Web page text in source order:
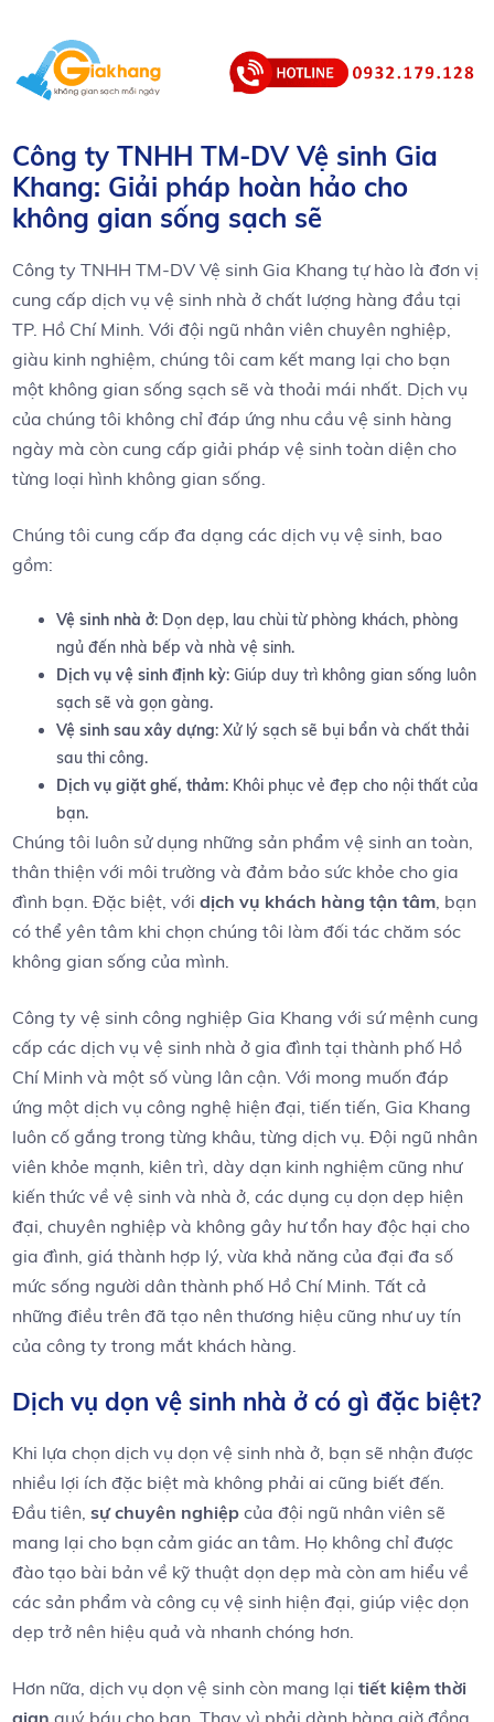
Công ty TNHH TM-DV Vệ sinh Gia
Khang: Giải pháp hoàn hảo cho⁣
không‍ gian sống sạch​ sẽ
Công ty TNHH TM-DV Vệ sinh‌ Gia Khang tự​ hào là đơn ‌vị
cung cấp dịch vụ vệ‍ sinh nhà ở chất lượng⁤ hàng đầu tại
TP. Hồ ‍Chí Minh. ​Với đội ngũ ⁤nhân viên chuyên nghiệp,
‍giàu kinh nghiệm, chúng tôi‍ cam kết mang lại cho bạn
một ‍không gian⁢ sống sạch ⁣sẽ và thoải ‌mái nhất. Dịch ⁣vụ
của chúng‌ tôi không ‌chỉ đáp ứng nhu cầu ​vệ sinh hàng
ngày mà còn cung ⁤cấp ⁢giải pháp vệ sinh toàn⁢ diện cho
từng⁤ loại hình không gian sống.
Chúng tôi cung ‌cấp ‍đa dạng các ⁢dịch vụ vệ sinh,⁢ bao
gồm:
Vệ sinh nhà ở: Dọn dẹp, lau chùi từ phòng khách, phòng
ngủ đến nhà​ bếp và nhà vệ sinh.
Dịch⁣ vụ vệ sinh ⁣định kỳ: ⁢Giúp duy trì không gian sống⁣ luôn
sạch sẽ và gọn gàng.
Vệ sinh sau‍ xây dựng: Xử lý sạch ⁢sẽ bụi bẩn và chất thải
sau thi công.
Dịch ‍vụ giặt ghế, thảm: Khôi⁣ phục⁣ vẻ⁤ đẹp cho nội thất của
bạn.
Chúng tôi luôn sử dụng những sản phẩm vệ sinh⁣ an toàn,⁤
thân‍ thiện với môi trường và đảm bảo sức⁢ khỏe cho gia
đình⁢ bạn. Đặc biệt, ​vớidịch vụ‌ khách hàng ⁤tận tâm ,⁣ bạn
có ​thể yên tâm khi chọn‍ chúng tôi làm đối tác chăm sóc
không gian ⁢sống của mình.
Công ty vệ sinh công nghiệp Gia Khang với sứ mệnh cung
cấp các dịch vụ vệ sinh nhà ở gia đình tại thành phố Hồ
Chí Minh và một số vùng lân cận. Với mong muốn đáp
ứng một dịch vụ công nghệ hiện đại, tiến tiến, Gia Khang
luôn cố gắng trong từng khâu, từng dịch vụ. Đội ngũ nhân
viên khỏe mạnh, kiên trì, dày dạn kinh nghiệm cũng như
kiến thức về vệ sinh và nhà ở, các dụng cụ dọn dẹp hiện
đại, chuyên nghiệp và không gây hư tổn hay độc hại cho
gia đình, giá thành hợp lý, vừa khả năng của đại đa số
mức sống người dân thành phố Hồ Chí Minh. Tất cả
những điều trên đã tạo nên thương hiệu cũng như uy tín
của công ty trong mắt khách hàng.
Dịch vụ dọn vệ sinh nhà⁤ ở có gì đặc biệt?
Khi lựa ‌chọn dịch vụ dọn vệ ⁤sinh nhà ở, bạn sẽ nhận ⁢được⁤
nhiều lợi ​ích ‍đặc biệt mà không phải ai cũng biết đến.
Đầu tiên,sự chuyên ‌nghiệp của ⁢đội ngũ nhân viên sẽ
mang lại cho bạn cảm giác⁤ an⁤ tâm. Họ không chỉ được
đào tạo ​bài bản ‍về kỹ thuật dọn dẹp mà còn am⁤ hiểu về‍
các sản⁢ phẩm và ⁢công cụ vệ sinh hiện đại, giúp ‌việc dọn
dẹp trở ⁢nên hiệu quả ⁢và nhanh chóng hơn.
Hơn nữa, dịch⁢ vụ dọn vệ sinh còn mang lạitiết ⁢kiệm thời
gian quý báu cho ​bạn. Thay vì ‍phải‍ dành hàng giờ đồng